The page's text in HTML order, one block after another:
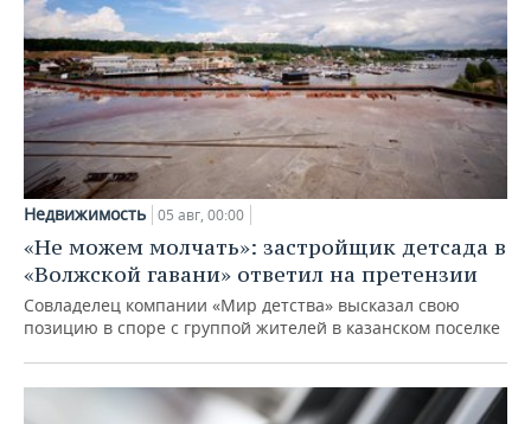
Недвижимость 05 авг, 00:00
«Не можем молчать»: застройщик детсада в
«Волжской гавани» ответил на претензии
Совладелец компании «Мир детства» высказал свою
позицию в споре с группой жителей в казанском поселке